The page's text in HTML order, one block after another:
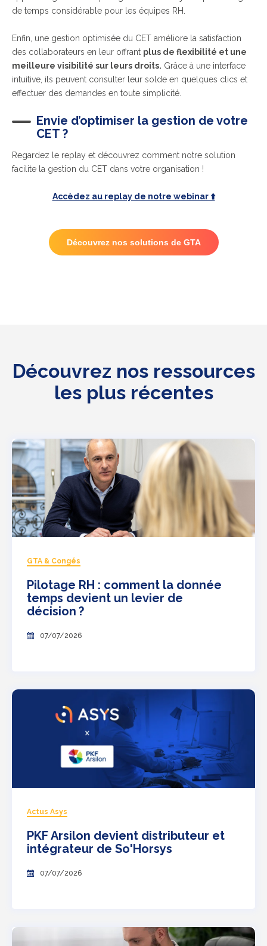
de temps considérable pour les équipes RH.
Enfin, une gestion optimisée du CET améliore la satisfaction
des collaborateurs en leur offrant plus de flexibilité et une
meilleure visibilité sur leurs droits. Grâce à une interface
intuitive, ils peuvent consulter leur solde en quelques clics et
effectuer des demandes en toute simplicité.
Envie d’optimiser la gestion de votre
CET ?
Regardez le replay et découvrez comment notre solution
facilite la gestion du CET dans votre organisation !
Accèdez au replay de notre webinar ⬆️
Découvrez nos solutions de GTA
Découvrez nos ressources
les plus récentes
GTA & Congés
Pilotage RH : comment la donnée
temps devient un levier de
décision ?
07/07/2026
Actus Asys
PKF Arsilon devient distributeur et
intégrateur de So'Horsys
07/07/2026